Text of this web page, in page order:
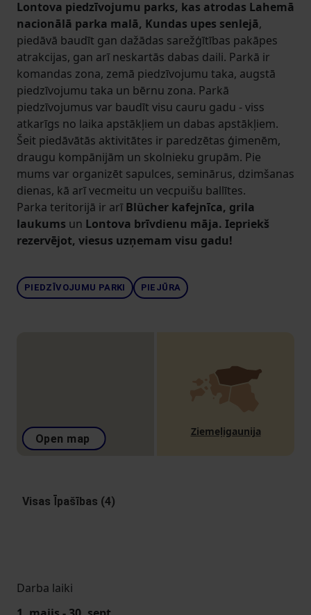
Lontova piedzīvojumu parks, kas atrodas Lahemā
nacionālā parka malā, Kundas upes senlejā,
piedāvā baudīt gan dažādas sarežģītības pakāpes
atrakcijas, gan arī neskartās dabas daili. Parkā ir
komandas zona, zemā piedzīvojumu taka, augstā
piedzīvojumu taka un bērnu zona. Parkā
piedzīvojumus var baudīt visu cauru gadu - viss
atkarīgs no laika apstākļiem un dabas apstākļiem.
Šeit piedāvātās aktivitātes ir paredzētas ģimenēm,
draugu kompānijām un skolnieku grupām. Pie
mums var organizēt sapulces, seminārus, dzimšanas
dienas, kā arī vecmeitu un vecpuišu ballītes.
Parka teritorijā ir arīBlücher kafejnīca, grila
laukums un Lontova brīvdienu māja. Iepriekš
rezervējot, viesus uzņemam visu gadu!
PIEDZĪVOJUMU PARKI PIEJŪRA
Open map
Ziemeļigaunija
Visas Īpašības (4)
Darba laiki